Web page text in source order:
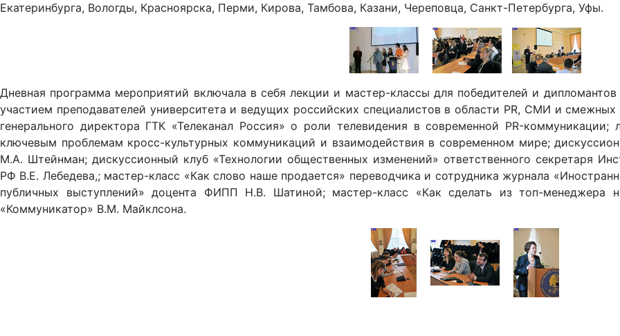
Екатеринбурга, Вологды, Красноярска, Перми, Кирова, Тамбова, Казани, Череповца, Санкт-Петербурга, Уфы.
Дневная программа мероприятий включала в себя лекции и мастер-классы для победителей и
участием преподавателей университета и ведущих российских специалистов в области PR, СМИ и
генерального директора ГТК «Телеканал Россия» о роли телевидения в современной PR-
ключевым проблемам кросс-культурных коммуникаций и взаимодействия в современном мире;
М.А. Штейнман; дискуссионный клуб «Технологии общественных изменений» ответственного секретаря
РФ В.Е. Лебедева,; мастер-класс «Как слово наше продается» переводчика и сотрудника журнала
публичных выступлений» доцента ФИПП Н.В. Шатиной; мастер-класс «Как сделать из топ-менеджера
«Коммуникатор» В.М. Майклсона.